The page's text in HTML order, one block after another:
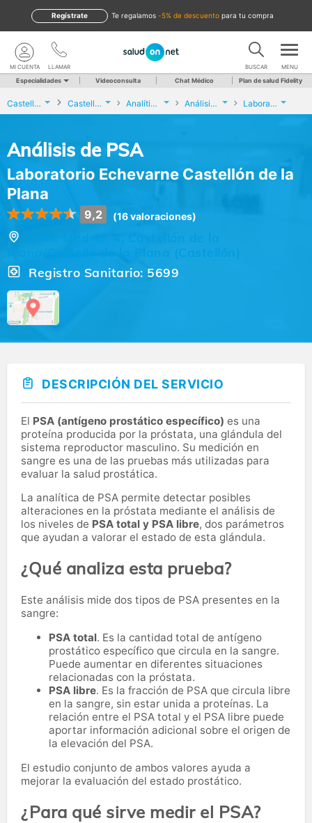
te regalamos -5% de descuento para tu compra
Regístrate
LLAMAR
MI CUENTA BUSCAR MENU
Especialidades Videoconsulta Chat Médico Plan de salud Fidelity
Castellón Castellón de la Plana/Castelló de la Plana Analíticas y Genética Análisis de PSA Laboratorio Echevarne Castellón de la Plana
Análisis de PSA
Laboratorio Echevarne Castellón de la
Plana
9,2 (16 valoraciones)
Calle Madrid, 4, Castellón de la
Plana/Castelló de la Plana (Castellón)
Registro Sanitario: 5699
DESCRIPCIÓN DEL SERVICIO
El PSA (antígeno prostático específico) es una
proteína producida por la próstata, una glándula del
sistema reproductor masculino. Su medición en
sangre es una de las pruebas más utilizadas para
evaluar la salud prostática.
La analítica de PSA permite detectar posibles
alteraciones en la próstata mediante el análisis de
los niveles de PSA total y PSA libre, dos parámetros
que ayudan a valorar el estado de esta glándula.
¿Qué analiza esta prueba?
Este análisis mide dos tipos de PSA presentes en la
sangre:
PSA total. Es la cantidad total de antígeno
prostático específico que circula en la sangre.
Puede aumentar en diferentes situaciones
relacionadas con la próstata.
PSA libre. Es la fracción de PSA que circula libre
en la sangre, sin estar unida a proteínas. La
relación entre el PSA total y el PSA libre puede
aportar información adicional sobre el origen de
la elevación del PSA.
El estudio conjunto de ambos valores ayuda a
mejorar la evaluación del estado prostático.
¿Para qué sirve medir el PSA?